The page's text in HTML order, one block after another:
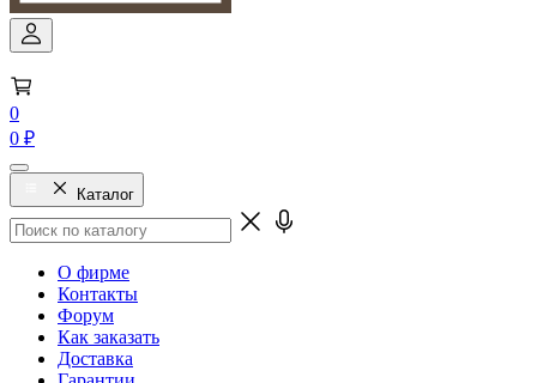
0
0 ₽
Каталог
О фирме
Контакты
Форум
Как заказать
Доставка